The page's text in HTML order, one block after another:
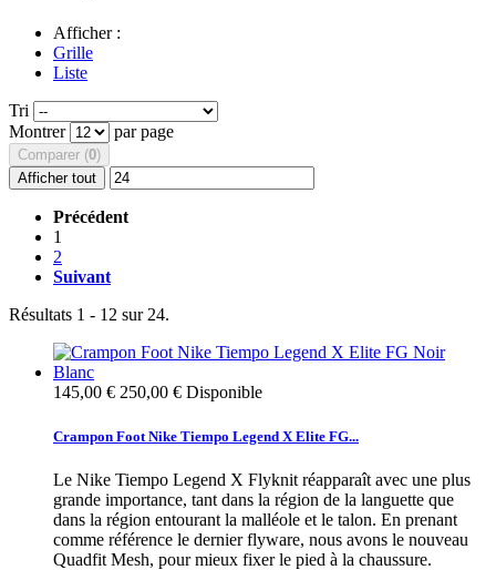
Afficher :
Grille
Liste
Tri
Montrer
par page
Comparer (0)
Afficher tout
Précédent
1
2
Suivant
Résultats 1 - 12 sur 24.
145,00 € 250,00 € Disponible
Crampon Foot Nike Tiempo Legend X Elite FG...
Le Nike Tiempo Legend X Flyknit réapparaît avec une plus
grande importance, tant dans la région de la languette que
dans la région entourant la malléole et le talon. En prenant
comme référence le dernier flyware, nous avons le nouveau
Quadfit Mesh, pour mieux fixer le pied à la chaussure.